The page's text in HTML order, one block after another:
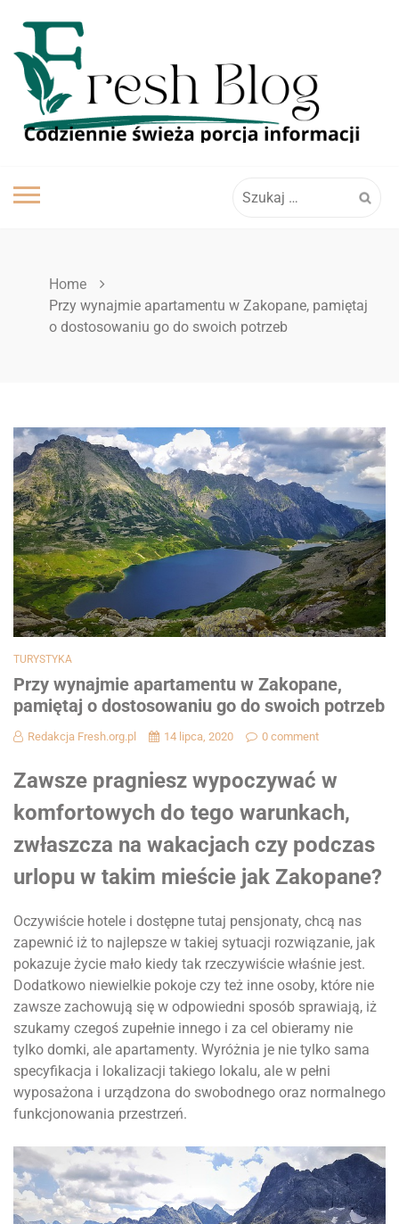
content
Home
Przy wynajmie apartamentu w Zakopane, pamiętaj
o dostosowaniu go do swoich potrzeb
TURYSTYKA
Przy wynajmie apartamentu w Zakopane,
pamiętaj o dostosowaniu go do swoich potrzeb
Redakcja Fresh.org.pl 14 lipca, 2020 0 comment
Zawsze pragniesz wypoczywać w
komfortowych do tego warunkach,
zwłaszcza na wakacjach czy podczas
urlopu w takim mieście jak Zakopane?
Oczywiście hotele i dostępne tutaj pensjonaty, chcą nas
zapewnić iż to najlepsze w takiej sytuacji rozwiązanie, jak
pokazuje życie mało kiedy tak rzeczywiście właśnie jest.
Dodatkowo niewielkie pokoje czy też inne osoby, które nie
zawsze zachowują się w odpowiedni sposób sprawiają, iż
szukamy czegoś zupełnie innego i za cel obieramy nie
tylko domki, ale apartamenty. Wyróżnia je nie tylko sama
specyfikacja i lokalizacji takiego lokalu, ale w pełni
wyposażona i urządzona do swobodnego oraz normalnego
funkcjonowania przestrzeń.